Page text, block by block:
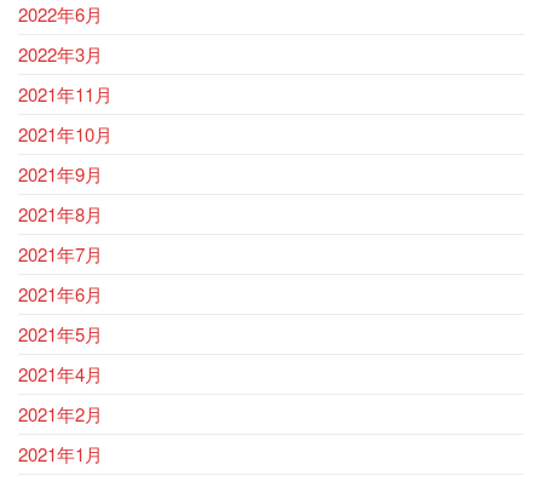
2022年6月
2022年3月
2021年11月
2021年10月
2021年9月
2021年8月
2021年7月
2021年6月
2021年5月
2021年4月
2021年2月
2021年1月